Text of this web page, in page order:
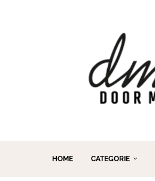
HOME CATEGORIE